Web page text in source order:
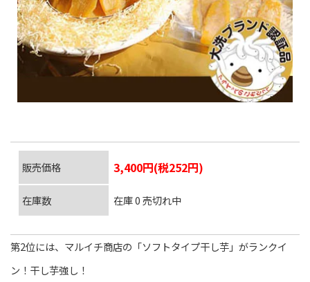
販売価格 3,400円(税252円)
在庫数 在庫 0 売切れ中
第2位には、マルイチ商店の「ソフトタイプ干し芋」がランクイ
ン！干し芋強し！